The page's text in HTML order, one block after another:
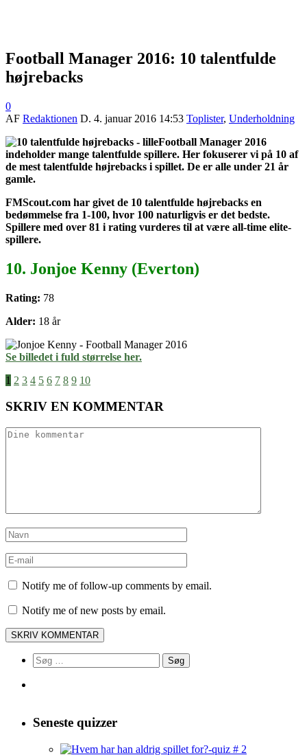
Football Manager 2016: 10 talentfulde
højrebacks
0
AF Redaktionen D. 4. januar 2016 14:53 Toplister, Underholdning
Football Manager 2016
indeholder mange talentfulde spillere. Her fokuserer vi på 10 af
de mest talentfulde højrebacks i spillet. De er alle under 21 år
gamle.
FMScout.com har givet de 10 talentfulde højrebacks en
bedømmelse fra 1-100, hvor 100 naturligvis er det bedste.
Spillere med over 81 i rating vurderes til at være all-time elite-
spillere.
10. Jonjoe Kenny (Everton)
Rating: 78
Alder: 18 år
Se billedet i fuld størrelse her.
1 2 3 4 5 6 7 8 9 10
SKRIV EN KOMMENTAR
Notify me of follow-up comments by email.
Notify me of new posts by email.
Søg
efter:
Seneste quizzer